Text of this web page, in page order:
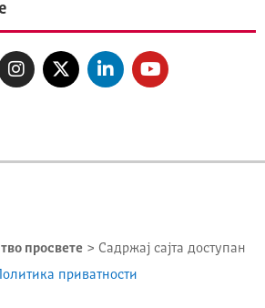
просвете > Садржај сајта доступан
приватности